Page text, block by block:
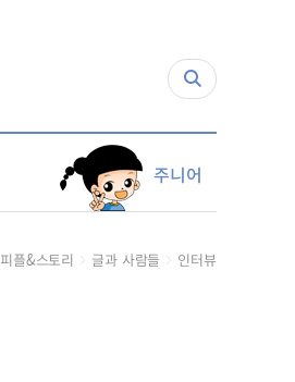
주니어
피플&스토리 글과 사람들 인터뷰